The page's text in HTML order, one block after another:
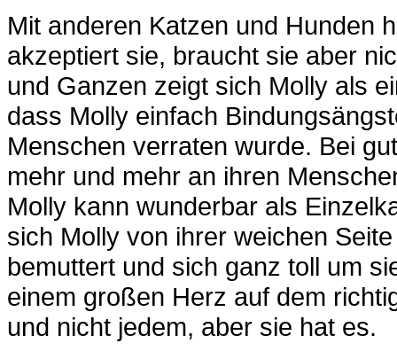
Mit anderen Katzen und Hunden
akzeptiert sie, braucht sie aber
und Ganzen zeigt sich Molly als
dass Molly einfach
Menschen verraten wurde. Bei
mehr und mehr an ihren
Molly kann wunderbar als
sich Molly von ihrer weichen
bemuttert und sich ganz toll um
einem großen Herz auf dem
und nicht jedem, aber sie hat es.